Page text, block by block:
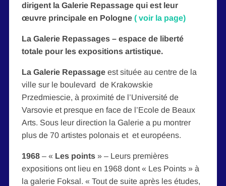
dirigent la Galerie Repassage qui est leur
œuvre principale en Pologne ( voir la page)
La Galerie Repassages – espace de liberté
totale pour les expositions artistique.
La Galerie Repassage est située au centre de la
ville sur le boulevard de Krakowskie
Przedmiescie, à proximité de l’Université de
Varsovie et presque en face de l’Ecole de Beaux
Arts. Sous leur direction la Galerie a pu montrer
plus de 70 artistes polonais et et européens.
1968 – « Les points» – Leurs premières
expositions ont lieu en 1968 dont « Les Points » à
la galerie Foksal. « Tout de suite après les études,